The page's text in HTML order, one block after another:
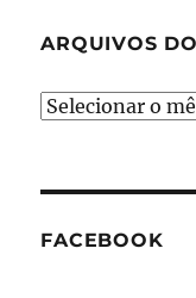
ARQUIVOS
Arquivos
FACEBOOK